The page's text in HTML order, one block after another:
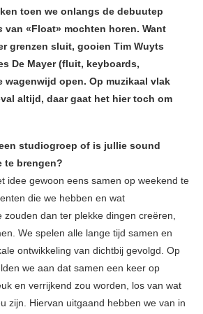
toen we onlangs de debuutep
van «Float» mochten horen. Want
grenzen sluit, gooien Tim Wuyts
De Mayer (fluit, keyboards,
wagenwijd open. Op muzikaal vlak
altijd, daar gaat het hier toch om
studiogroep of is jullie sound
te brengen?
idee gewoon eens samen op weekend te
die we hebben en wat
zouden dan ter plekke dingen creëren,
We spelen alle lange tijd samen en
ontwikkeling van dichtbij gevolgd. Op
we aan dat samen een keer op
en verrijkend zou worden, los van wat
zijn. Hiervan uitgaand hebben we van in